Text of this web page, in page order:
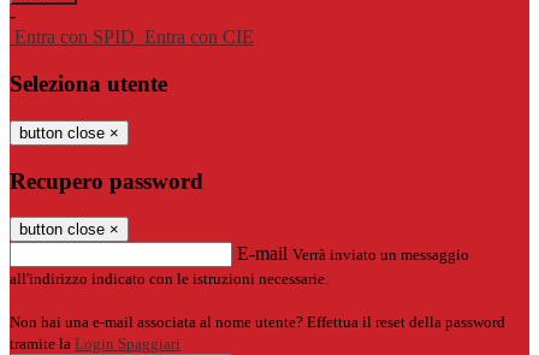
-
Entra con SPID Entra con CIE
Seleziona utente
button close ×
Recupero password
button close ×
E-mail Verrà inviato un messaggio
all'indirizzo indicato con le istruzioni necessarie.
Non hai una e-mail associata al nome utente? Effettua il reset della password
tramite la Login Spaggiari